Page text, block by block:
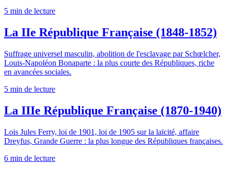
5 min de lecture
La IIe République Française (1848-1852)
Suffrage universel masculin, abolition de l'esclavage par Schœlcher,
Louis-Napoléon Bonaparte : la plus courte des Républiques, riche
en avancées sociales.
5 min de lecture
La IIIe République Française (1870-1940)
Lois Jules Ferry, loi de 1901, loi de 1905 sur la laïcité, affaire
Dreyfus, Grande Guerre : la plus longue des Républiques françaises.
6 min de lecture